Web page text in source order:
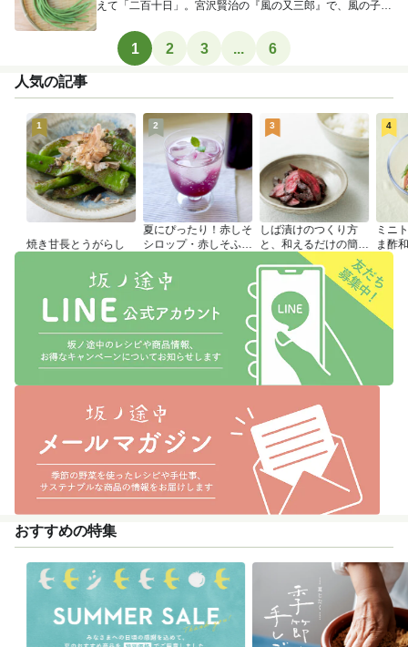
えて「二百十日」。宮沢賢治の『風の又三郎』で、風の子・
三郎が転校...
1 2 3 ... 6
人気の記事
1
焼き甘長とうがらし
2
夏にぴったり！赤しそ
シロップ・赤しそふり
3
しば漬けのつくり方
と、和えるだけの簡単
アレンジレシピ
4
ミニ
ま酢
おすすめの特集